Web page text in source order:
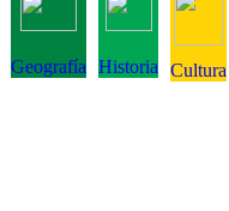
Geografía Historia Cultura